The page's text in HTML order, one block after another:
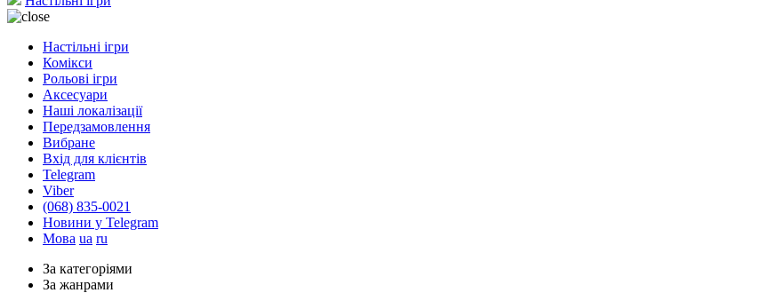
Настільні ігри
Комікси
Рольові ігри
Аксесуари
Наші локалізації
Передзамовлення
Вибране
Вхід для клієнтів
Telegram
Viber
(068) 835-0021
Новини у Telegram
Мова ua ru
За категоріями
За жанрами